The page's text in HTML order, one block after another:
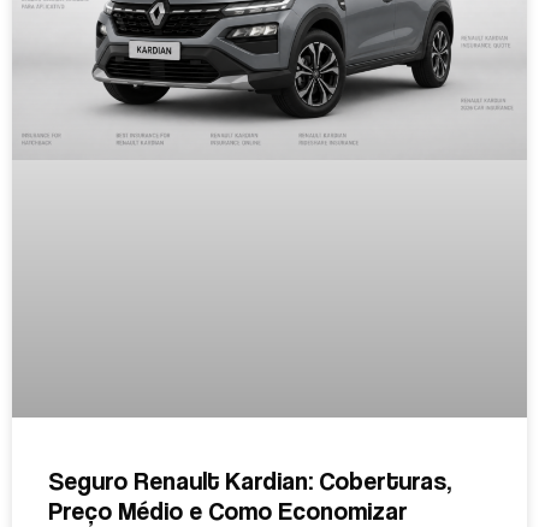
Seguro Renault Kardian: Coberturas,
Preço Médio e Como Economizar